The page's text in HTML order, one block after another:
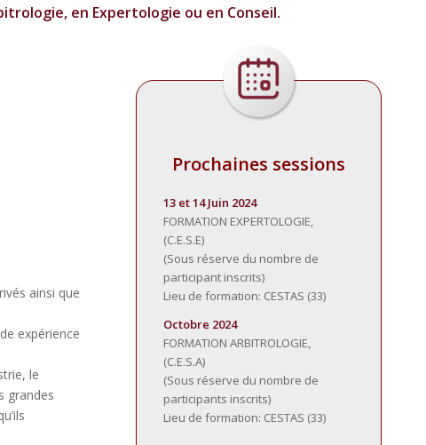
en Expertologie ou en Conseil.
ainsi que
expérience
le
grandes
Prochaines sessions
13 et 14 Juin 2024
FORMATION EXPERTOLOGIE,
(C.E.S.E)
(Sous réserve du nombre de
participant inscrits)
Lieu de formation: CESTAS (33)
Octobre 2024
FORMATION ARBITROLOGIE,
(C.E.S.A)
(Sous réserve du nombre de
participants inscrits)
Lieu de formation: CESTAS (33)